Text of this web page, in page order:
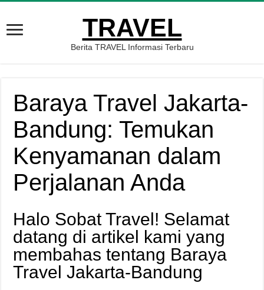
TRAVEL
Berita TRAVEL Informasi Terbaru
Baraya Travel Jakarta-
Bandung: Temukan
Kenyamanan dalam
Perjalanan Anda
Halo Sobat Travel! Selamat
datang di artikel kami yang
membahas tentang Baraya
Travel Jakarta-Bandung